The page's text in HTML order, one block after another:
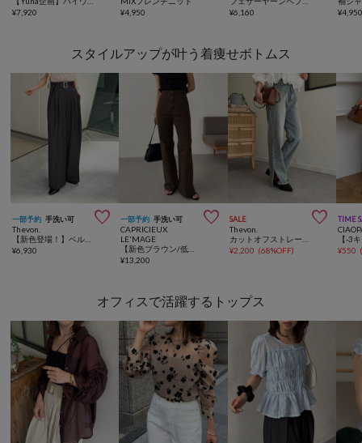
¥7,920
¥4,950
¥6,160 ¥
スタイルアップが叶う着痩せボトムス
一部予約 手洗い可 
Thevon.
【新色登場！】ベルト付きタックワイドスラックス
¥6,930
一部予約 手洗い可 
CAPRICIEUX
LE'MAGE
【新色ブラウン/低身長サイズあり】セミフレアデニム
¥13,200
SALE 
Thevon.
カットオフストレートデニム
¥2,200 (68%OFF)
TIME
¥550
オフィスで活躍するトップス